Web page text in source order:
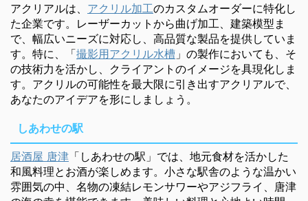
アクリアルは、 アクリル加工のカスタムオーダーに特化し
た企業です。レーザーカットから曲げ加工、建築模型ま
で、幅広いニーズに対応し、高品質な製品を提供していま
す。特に、「撮影用アクリル水槽 」の製作においても、そ
の技術力を活かし、クライアントのイメージを具現化しま
す。アクリルの可能性を最大限に引き出すアクリアルで、
あなたのアイデアを形にしましょう。
しあわせの駅
居酒屋 唐津 「しあわせの駅」では、地元食材を活かした
和風料理とお酒が楽しめます。小さな駅舎のような温かい
雰囲気の中、名物の凍結レモンサワーやアジフライ、唐津